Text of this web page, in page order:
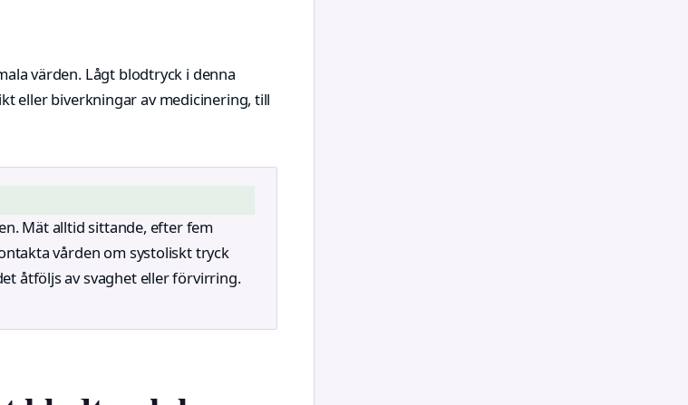
värden. Lågt blodtryck i denna
eller biverkningar av medicinering, till
Mät alltid sittande, efter fem
vården om systoliskt tryck
åtföljs av svaghet eller förvirring.